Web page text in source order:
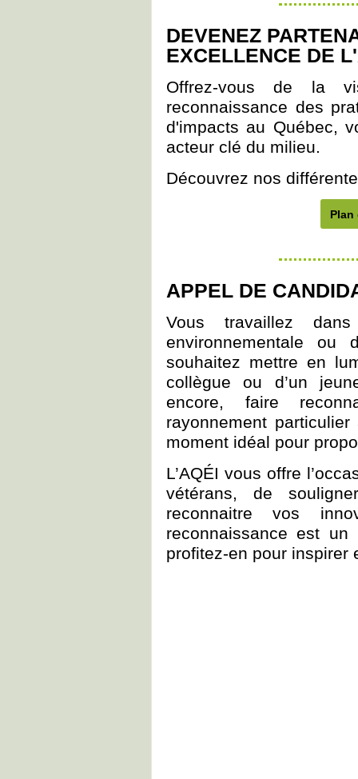
DEVENEZ
EXCELLENCE DE
Offrez-vous de la
reconnaissance des
d'impacts au Québec,
acteur clé du milieu.
Découvrez nos
Plan
APPEL DE
Vous travaillez
environnementale ou
souhaitez mettre en
collègue ou d’un
encore, faire
rayonnement
moment idéal pour
L’AQÉI vous offre
vétérans, de
reconnaitre vos
reconnaissance est un
profitez-en pour inspirer